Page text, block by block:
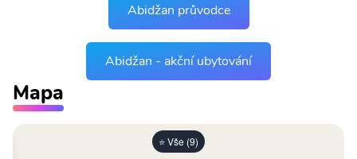
Abidžan průvodce
Abidžan - akční ubytování
Mapa
⭐ Vše (9)